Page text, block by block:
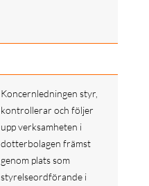
Koncernledningen styr,
kontrollerar och följer
upp verksamheten i
dotterbolagen främst
genom plats som
styrelseordförande i